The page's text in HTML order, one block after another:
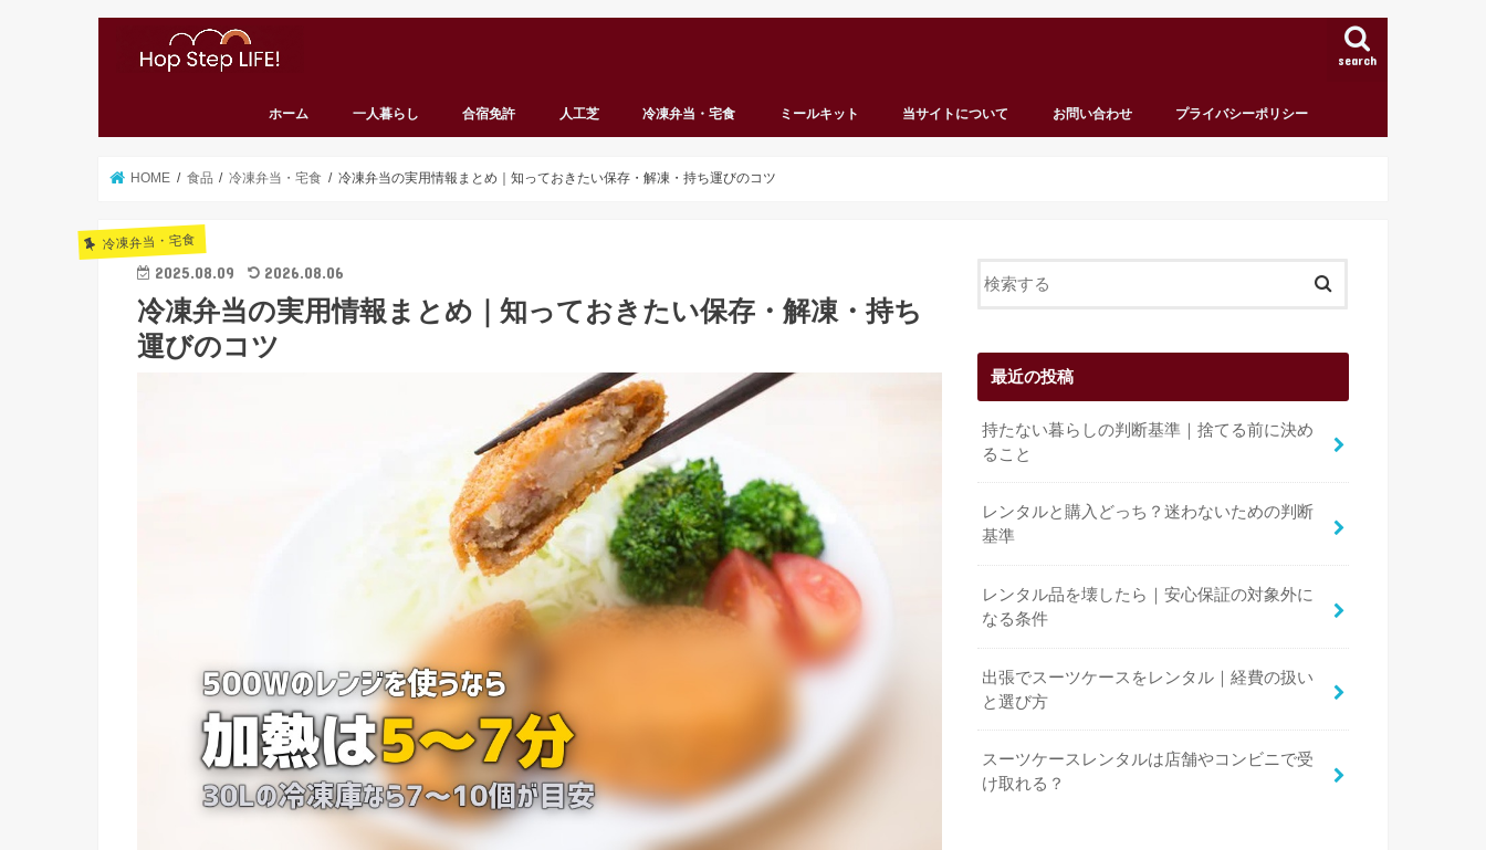
search
ホーム 一人暮らし 合宿免許 人工芝 冷凍弁当・宅食 ミールキット 当サイトについて お問い合わせ プライバシーポリシー
HOME 食品 冷凍弁当・宅食 冷凍弁当の実用情報まとめ｜知っておきたい保存・解凍・持ち運びのコツ
冷凍弁当・宅食
2025.08.09 2026.08.06
冷凍弁当の実用情報まとめ｜知っておきたい保存・解凍・持ち
運びのコツ
最近の投稿
持たない暮らしの判断基準｜捨てる前に決め
ること
レンタルと購入どっち？迷わないための判断
基準
レンタル品を壊したら｜安心保証の対象外に
なる条件
出張でスーツケースをレンタル｜経費の扱い
と選び方
スーツケースレンタルは店舗やコンビニで受
け取れる？